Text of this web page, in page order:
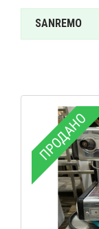
SANREMO
ПРОДАНО